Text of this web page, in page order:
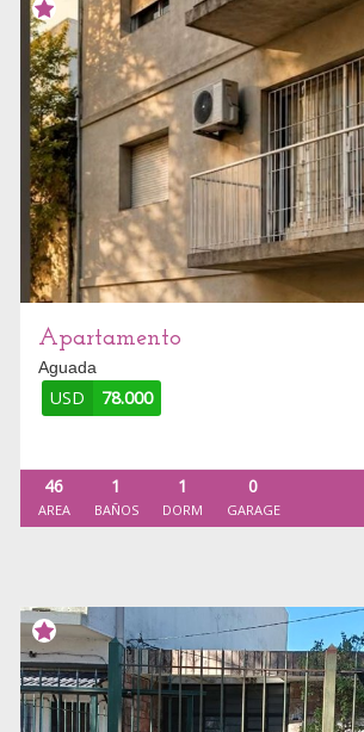
Apartamento
Aguada
USD 78.000
46
AREA
1
BAÑOS
1
DORM
0
GARAGE